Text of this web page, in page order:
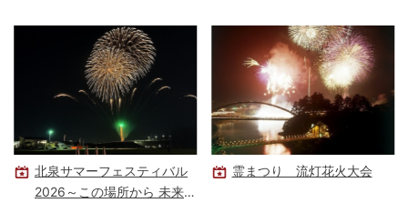
北泉サマーフェスティバル
2026～この場所から 未来を
霊まつり 流灯花火大会